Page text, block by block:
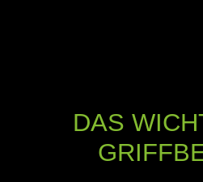
DAS